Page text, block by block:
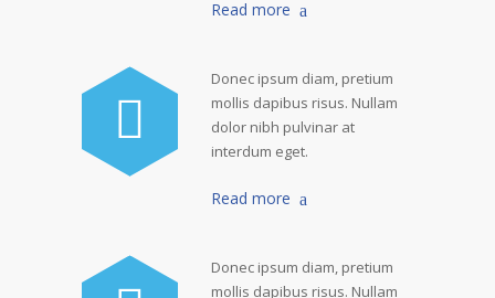
Read more
Donec ipsum diam, pretium
mollis dapibus risus. Nullam
dolor nibh pulvinar at
interdum eget.
Read more
Donec ipsum diam, pretium
mollis dapibus risus. Nullam